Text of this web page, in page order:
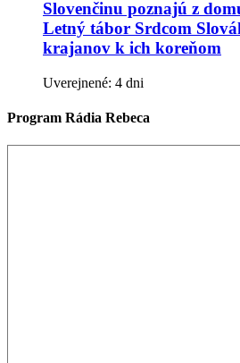
Slovenčinu poznajú z
Letný tábor Srdcom
krajanov k ich koreňom
Uverejnené: 4 dni
Program Rádia Rebeca